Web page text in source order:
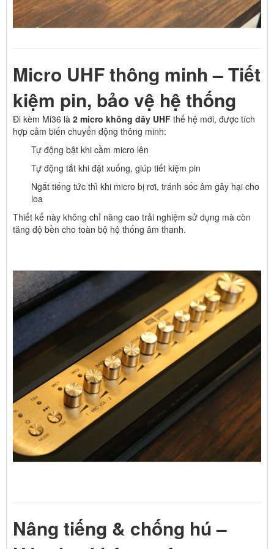
Micro UHF thông minh – Tiết
kiệm pin, bảo vệ hệ thống
Đi kèm Mi36 là 2 micro không dây UHF thế hệ mới, được tích
hợp cảm biến chuyển động thông minh:
Tự động bật khi cầm micro lên
Tự động tắt khi đặt xuống, giúp tiết kiệm pin
Ngắt tiếng tức thì khi micro bị rơi, tránh sốc âm gây hại cho
loa
Thiết kế này không chỉ nâng cao trải nghiệm sử dụng mà còn
tăng độ bền cho toàn bộ hệ thống âm thanh.
Nâng tiếng & chống hú –